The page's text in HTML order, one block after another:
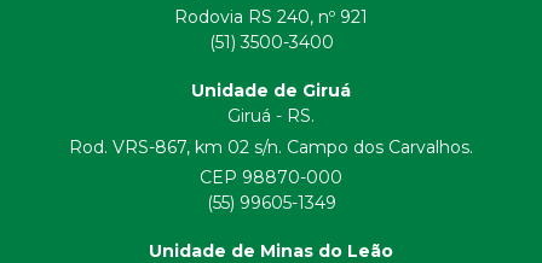
Rodovia RS 240, nº 921
(51) 3500-3400
Unidade de Giruá
Giruá - RS.
Rod. VRS-867, km 02 s/n. Campo dos Carvalhos.
CEP 98870-000
(55) 99605-1349
Unidade de Minas do Leão